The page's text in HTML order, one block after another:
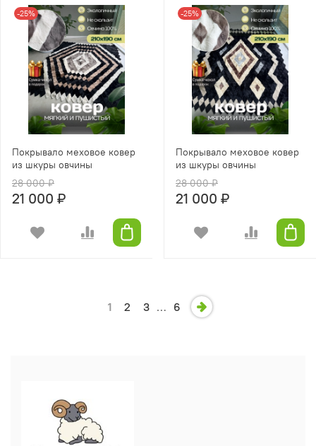
-25%
Покрывало меховое ковер
из шкуры овчины
28 000 ₽
21 000 ₽
-25%
Покрывало меховое ковер
из шкуры овчины
28 000 ₽
21 000 ₽
1 2 3 … 6